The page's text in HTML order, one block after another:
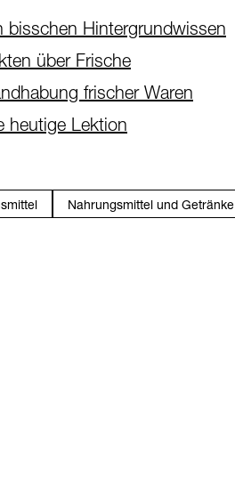
bisschen Hintergrundwissen
über Frische
frischer Waren
heutige Lektion
Nahrungsmittel und Getränke